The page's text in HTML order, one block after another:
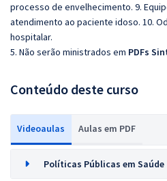
processo de envelhecimento. 9.
atendimento ao paciente idoso. 10.
hospitalar.
5. Não serão ministrados em PDFs
Conteúdo deste curso
Videoaulas Aulas em PDF
Políticas Públicas em Saúde